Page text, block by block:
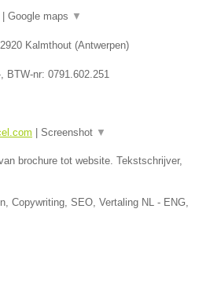
Google maps ▼
2920 Kalmthout (Antwerpen)
, BTW-nr: 0791.602.251
Screenshot ▼
brochure tot website. Tekstschrijver,
Copywriting, SEO, Vertaling NL - ENG,